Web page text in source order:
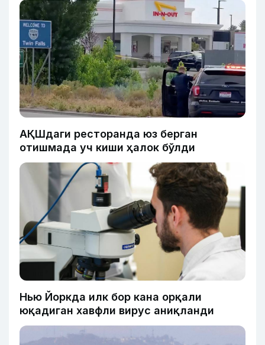
АҚШдаги ресторанда юз берган
отишмада уч киши ҳалок бўлди
Нью Йоркда илк бор кана орқали
юқадиган хавфли вирус аниқланди